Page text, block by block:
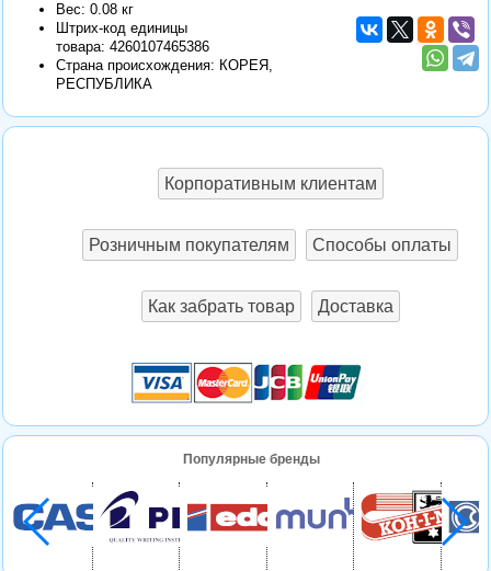
Вес: 0.08 кг
Штрих-код единицы
товара: 4260107465386
Страна происхождения: КОРЕЯ,
РЕСПУБЛИКА
Корпоративным клиентам
Розничным покупателям Способы оплаты
Как забрать товар Доставка
Популярные бренды